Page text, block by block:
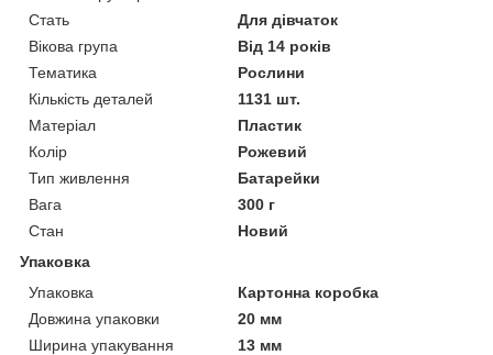
Стать
Для дівчаток
Вікова група
Від 14 років
Тематика
Рослини
Кількість деталей
1131 шт.
Матеріал
Пластик
Колір
Рожевий
Тип живлення
Батарейки
Вага
300 г
Стан
Новий
Упаковка
Упаковка
Картонна коробка
Довжина упаковки
20 мм
Ширина упакування
13 мм